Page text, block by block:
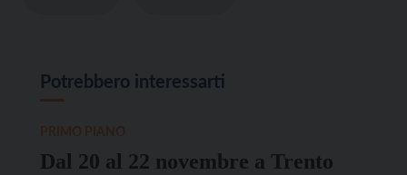
Potrebbero interessarti
Dal 20 al 22 novembre a Trento